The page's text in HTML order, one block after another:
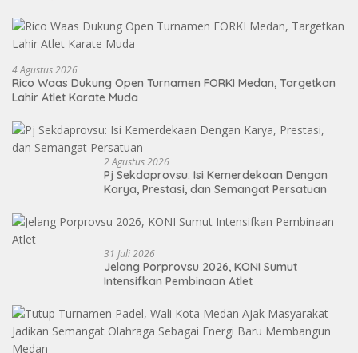
4 Agustus 2026
Rico Waas Dukung Open Turnamen FORKI Medan, Targetkan
Lahir Atlet Karate Muda
2 Agustus 2026
Pj Sekdaprovsu: Isi Kemerdekaan Dengan
Karya, Prestasi, dan Semangat Persatuan
31 Juli 2026
Jelang Porprovsu 2026, KONI Sumut
Intensifkan Pembinaan Atlet